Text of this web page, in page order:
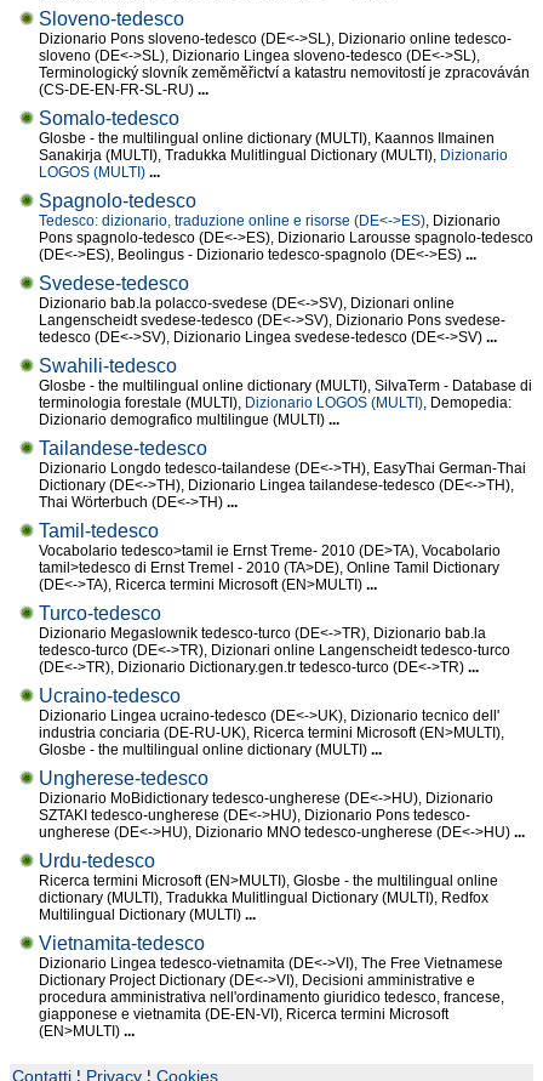
Sloveno-tedesco
Dizionario Pons sloveno-tedesco (DE<->SL), Dizionario online tedesco-
sloveno (DE<->SL), Dizionario Lingea sloveno-tedesco (DE<->SL),
Terminologický slovník zeměměřictví a katastru nemovitostí je zpracováván
(CS-DE-EN-FR-SL-RU) ...
Somalo-tedesco
Glosbe - the multilingual online dictionary (MULTI), Kaannos Ilmainen
Sanakirja (MULTI), Tradukka Mulitlingual Dictionary (MULTI), Dizionario
LOGOS (MULTI) ...
Spagnolo-tedesco
Tedesco: dizionario, traduzione online e risorse (DE<->ES), Dizionario
Pons spagnolo-tedesco (DE<->ES), Dizionario Larousse spagnolo-tedesco
(DE<->ES), Beolingus - Dizionario tedesco-spagnolo (DE<->ES) ...
Svedese-tedesco
Dizionario bab.la polacco-svedese (DE<->SV), Dizionari online
Langenscheidt svedese-tedesco (DE<->SV), Dizionario Pons svedese-
tedesco (DE<->SV), Dizionario Lingea svedese-tedesco (DE<->SV) ...
Swahili-tedesco
Glosbe - the multilingual online dictionary (MULTI), SilvaTerm - Database di
terminologia forestale (MULTI), Dizionario LOGOS (MULTI), Demopedia:
Dizionario demografico multilingue (MULTI) ...
Tailandese-tedesco
Dizionario Longdo tedesco-tailandese (DE<->TH), EasyThai German-Thai
Dictionary (DE<->TH), Dizionario Lingea tailandese-tedesco (DE<->TH),
Thai Wörterbuch (DE<->TH) ...
Tamil-tedesco
Vocabolario tedesco>tamil ie Ernst Treme- 2010 (DE>TA), Vocabolario
tamil>tedesco di Ernst Tremel - 2010 (TA>DE), Online Tamil Dictionary
(DE<->TA), Ricerca termini Microsoft (EN>MULTI) ...
Turco-tedesco
Dizionario Megaslownik tedesco-turco (DE<->TR), Dizionario bab.la
tedesco-turco (DE<->TR), Dizionari online Langenscheidt tedesco-turco
(DE<->TR), Dizionario Dictionary.gen.tr tedesco-turco (DE<->TR) ...
Ucraino-tedesco
Dizionario Lingea ucraino-tedesco (DE<->UK), Dizionario tecnico dell'
industria conciaria (DE-RU-UK), Ricerca termini Microsoft (EN>MULTI),
Glosbe - the multilingual online dictionary (MULTI) ...
Ungherese-tedesco
Dizionario MoBidictionary tedesco-ungherese (DE<->HU), Dizionario
SZTAKI tedesco-ungherese (DE<->HU), Dizionario Pons tedesco-
ungherese (DE<->HU), Dizionario MNO tedesco-ungherese (DE<->HU) ...
Urdu-tedesco
Ricerca termini Microsoft (EN>MULTI), Glosbe - the multilingual online
dictionary (MULTI), Tradukka Mulitlingual Dictionary (MULTI), Redfox
Multilingual Dictionary (MULTI) ...
Vietnamita-tedesco
Dizionario Lingea tedesco-vietnamita (DE<->VI), The Free Vietnamese
Dictionary Project Dictionary (DE<->VI), Decisioni amministrative e
procedura amministrativa nell'ordinamento giuridico tedesco, francese,
giapponese e vietnamita (DE-EN-VI), Ricerca termini Microsoft
(EN>MULTI) ...
Contatti ¦ Privacy ¦ Cookies